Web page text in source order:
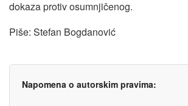
dokaza protiv osumnjičenog.
Piše: Stefan Bogdanović
Napomena o autorskim pravima: